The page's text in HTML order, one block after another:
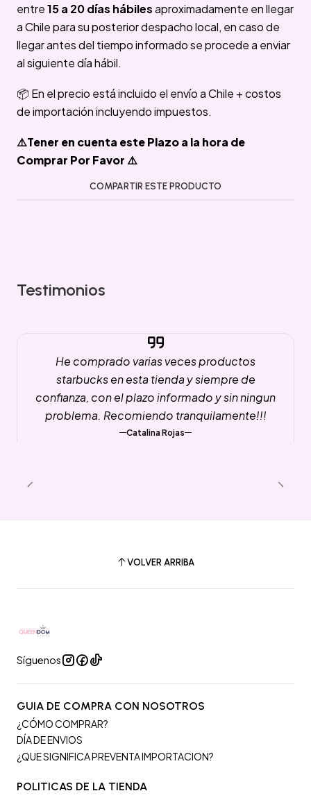
entre15 a 20 días hábilesaproximadamente en llegar
a Chile para su posterior despacho local, en caso de
llegar antes del tiempo informado se procede a enviar
al siguiente día hábil.
📦 En el precio está incluido el envío a Chile + costos
de importación incluyendo impuestos.
⚠️Tener en cuenta este Plazo a la hora de
Comprar Por Favor ⚠️
COMPARTIR ESTE PRODUCTO
Testimonios
He comprado varias veces productos
starbucks en esta tienda y siempre de
confianza, con el plazo informado y sin ningun
problema. Recomiendo tranquilamente!!!
Catalina Rojas
VOLVER ARRIBA
Síguenos
GUIA DE COMPRA CON NOSOTROS
¿CÓMO COMPRAR?
DÍA DE ENVIOS
¿QUE SIGNIFICA PREVENTA IMPORTACION?
POLITICAS DE LA TIENDA